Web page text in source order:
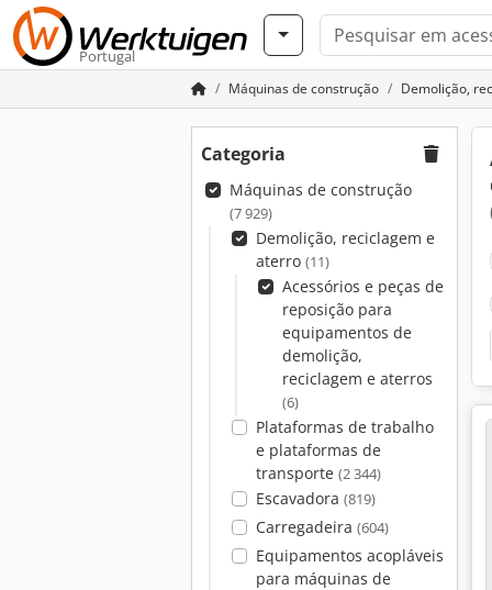
Portugal
Máquinas de construção Demolição,
Categoria
Máquinas de construção
(7 929)
Demolição, reciclagem e
aterro (11)
Acessórios e peças de
reposição para
equipamentos de
demolição,
reciclagem e aterros
(6)
Plataformas de trabalho
e plataformas de
transporte (2 344)
Escavadora (819)
Carregadeira (604)
Equipamentos acopláveis
para máquinas de